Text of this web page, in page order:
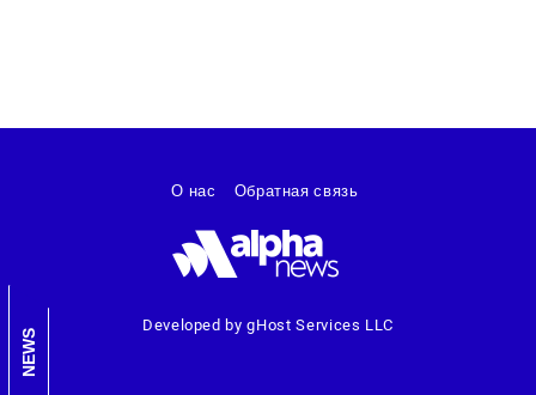
NEWS
Developed by gHost Services LLC
О нас Обратная связь